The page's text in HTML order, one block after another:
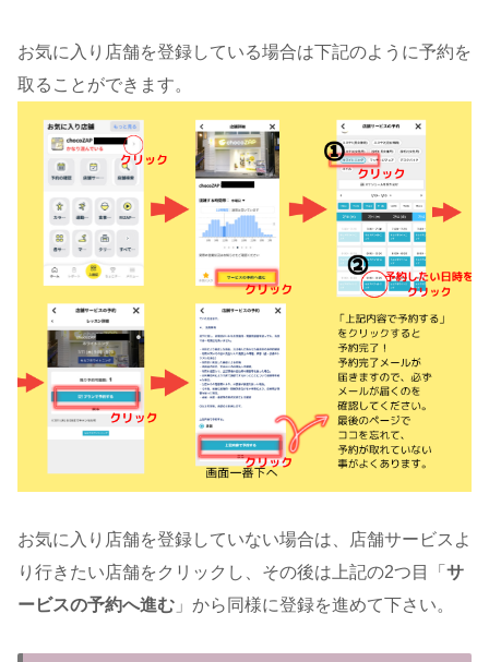
お気に入り店舗を登録している場合は下記のように予約を
取ることができます。
お気に入り店舗を登録していない場合は、店舗サービスよ
り行きたい店舗をクリックし、その後は上記の2つ目「 サ
ービスの予約へ進む 」から同様に登録を進めて下さい。